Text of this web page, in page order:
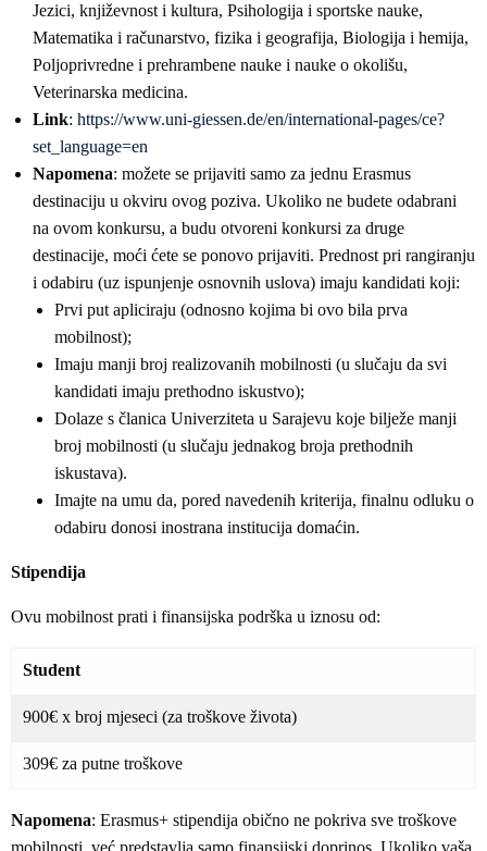
Jezici, književnost i kultura, Psihologija i sportske nauke,
Matematika i računarstvo, fizika i geografija, Biologija i hemija,
Poljoprivredne i prehrambene nauke i nauke o okolišu,
Veterinarska medicina.
Link: https://www.uni-giessen.de/en/international-pages/ce?
set_language=en
Napomena: možete se prijaviti samo za jednu Erasmus
destinaciju u okviru ovog poziva. Ukoliko ne budete odabrani
na ovom konkursu, a budu otvoreni konkursi za druge
destinacije, moći ćete se ponovo prijaviti. Prednost pri rangiranju
i odabiru (uz ispunjenje osnovnih uslova) imaju kandidati koji:
Prvi put apliciraju (odnosno kojima bi ovo bila prva
mobilnost);
Imaju manji broj realizovanih mobilnosti (u slučaju da svi
kandidati imaju prethodno iskustvo);
Dolaze s članica Univerziteta u Sarajevu koje bilježe manji
broj mobilnosti (u slučaju jednakog broja prethodnih
iskustava).
Imajte na umu da, pored navedenih kriterija, finalnu odluku o
odabiru donosi inostrana institucija domaćin.
Stipendija
Ovu mobilnost prati i finansijska podrška u iznosu od:
Student
900€ x broj mjeseci (za troškove života)
309€ za putne troškove
Napomena: Erasmus+ stipendija obično ne pokriva sve troškove
mobilnosti, već predstavlja samo finansijski doprinos. Ukoliko vaša